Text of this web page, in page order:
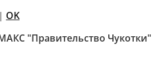
| OK
"Правительство Чукотки"